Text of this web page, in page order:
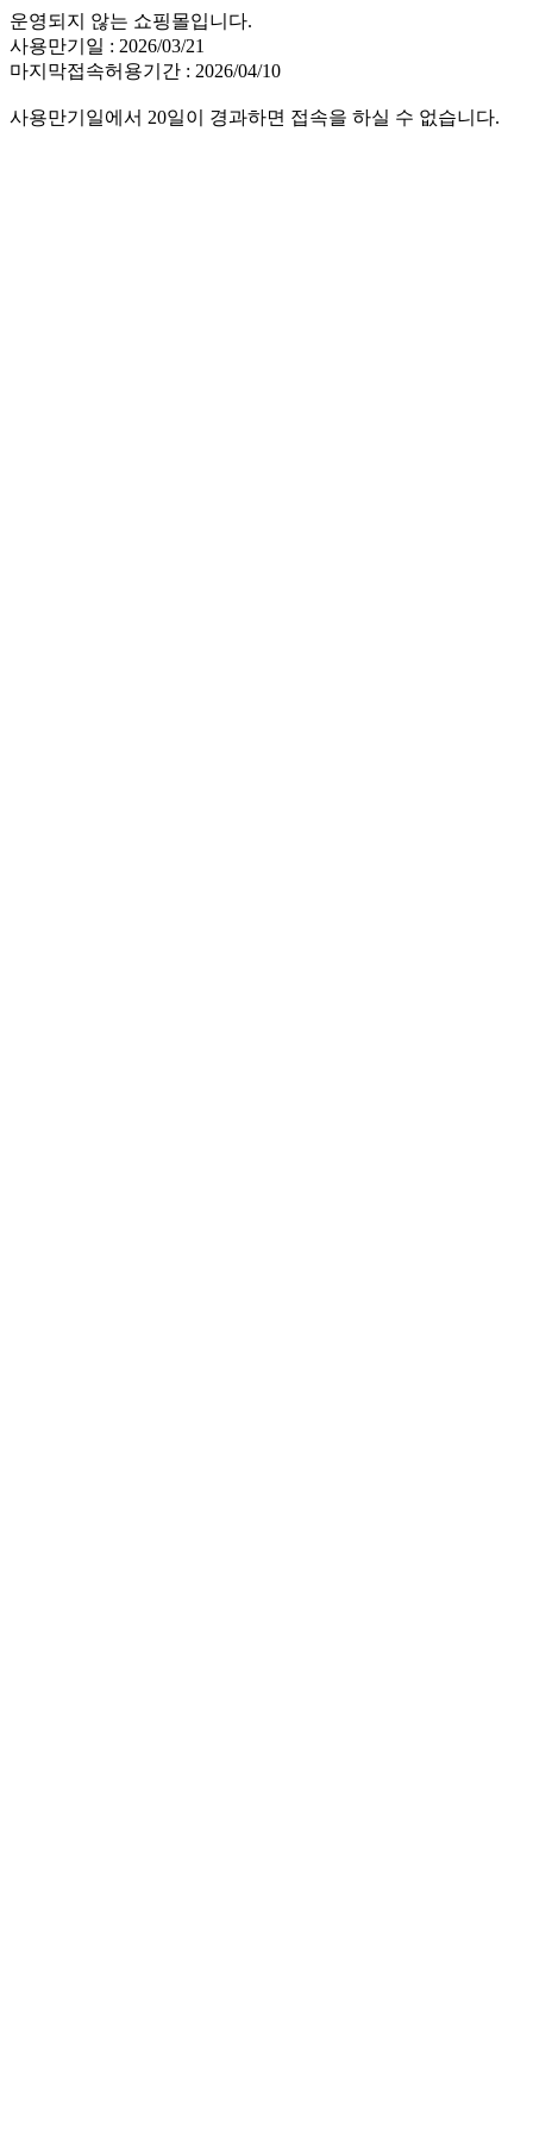
운영되지 않는 쇼핑몰입니다.
사용만기일 : 2026/03/21
마지막접속허용기간 : 2026/04/10
사용만기일에서 20일이 경과하면 접속을 하실 수 없습니다.